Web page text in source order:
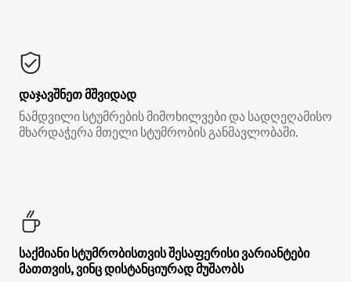
დაჯავშნეთ მშვიდად
ნამდვილი სტუმრების მიმოხილვები და სადღეღამისო
მხარდაჭერა მთელი სტუმრობის განმავლობაში.
საქმიანი სტუმრობისთვის შესაფერისი ვარიანტები
მათთვის, ვინც დისტანციურად მუშაობს